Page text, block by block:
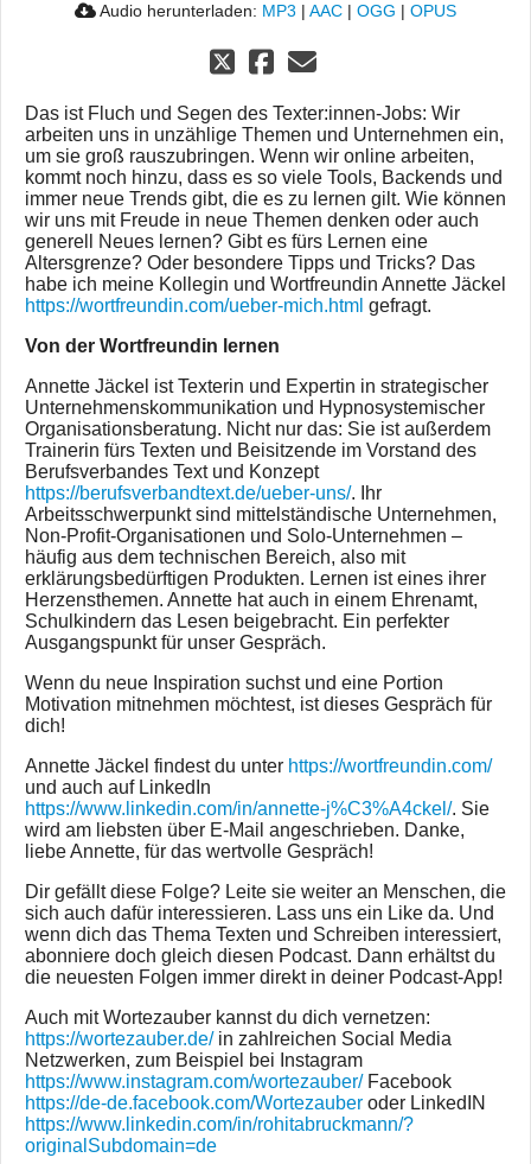
Audio herunterladen: MP3 | AAC | OGG | OPUS
Das ist Fluch und Segen des Texter:innen-Jobs: Wir
arbeiten uns in unzählige Themen und Unternehmen ein,
um sie groß rauszubringen. Wenn wir online arbeiten,
kommt noch hinzu, dass es so viele Tools, Backends und
immer neue Trends gibt, die es zu lernen gilt. Wie können
wir uns mit Freude in neue Themen denken oder auch
generell Neues lernen? Gibt es fürs Lernen eine
Altersgrenze? Oder besondere Tipps und Tricks? Das
habe ich meine Kollegin und Wortfreundin Annette Jäckel
https://wortfreundin.com/ueber-mich.html gefragt.
Von der Wortfreundin lernen
Annette Jäckel ist Texterin und Expertin in strategischer
Unternehmenskommunikation und Hypnosystemischer
Organisationsberatung. Nicht nur das: Sie ist außerdem
Trainerin fürs Texten und Beisitzende im Vorstand des
Berufsverbandes Text und Konzept
https://berufsverbandtext.de/ueber-uns/. Ihr
Arbeitsschwerpunkt sind mittelständische Unternehmen,
Non-Profit-Organisationen und Solo-Unternehmen –
häufig aus dem technischen Bereich, also mit
erklärungsbedürftigen Produkten. Lernen ist eines ihrer
Herzensthemen. Annette hat auch in einem Ehrenamt,
Schulkindern das Lesen beigebracht. Ein perfekter
Ausgangspunkt für unser Gespräch.
Wenn du neue Inspiration suchst und eine Portion
Motivation mitnehmen möchtest, ist dieses Gespräch für
dich!
Annette Jäckel findest du unter https://wortfreundin.com/
und auch auf LinkedIn
https://www.linkedin.com/in/annette-j%C3%A4ckel/. Sie
wird am liebsten über E-Mail angeschrieben. Danke,
liebe Annette, für das wertvolle Gespräch!
Dir gefällt diese Folge? Leite sie weiter an Menschen, die
sich auch dafür interessieren. Lass uns ein Like da. Und
wenn dich das Thema Texten und Schreiben interessiert,
abonniere doch gleich diesen Podcast. Dann erhältst du
die neuesten Folgen immer direkt in deiner Podcast-App!
Auch mit Wortezauber kannst du dich vernetzen:
https://wortezauber.de/in zahlreichen Social Media
Netzwerken, zum Beispiel bei Instagram
https://www.instagram.com/wortezauber/Facebook
https://de-de.facebook.com/Wortezauber oder LinkedIN
https://www.linkedin.com/in/rohitabruckmann/?
originalSubdomain=de